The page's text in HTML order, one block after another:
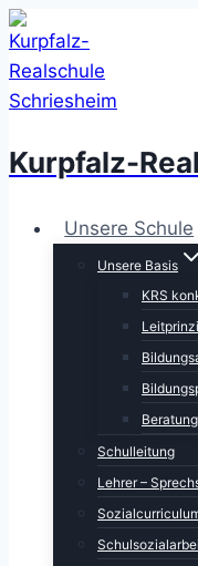
Zum
Inhalt
springen
Kurpfalz-
Unsere Schule
Unsere Basis
KRS
Beratung
Schulleitung
Lehrer –